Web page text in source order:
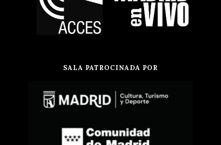
SALA PATROCINADA POR